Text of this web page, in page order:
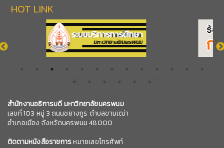
HOT LINK
สำนักงานอธิการบดี มหาวิทยาลัยนครพนม
เลขที่ 103 หมู่ 3 ถนนชยางกูร ตำบลขามเฒ่า
อำเภอเมือง จังหวัดนครพนม 48000
ติดตามหนังสือราชการหมายเลขโทรศัพท์